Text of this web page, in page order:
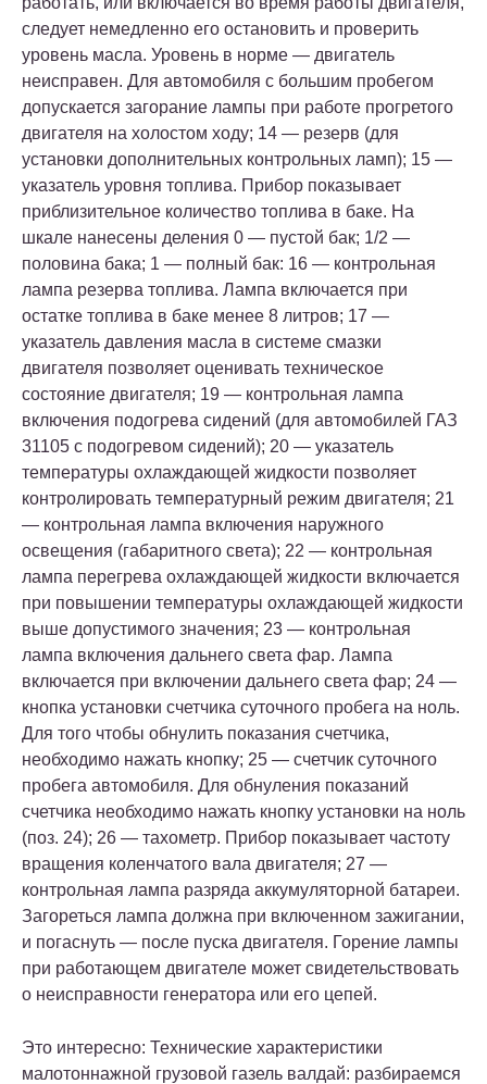
следует немедленно его остановить и проверить
уровень масла. Уровень в норме — двигатель
неисправен. Для автомобиля с большим пробегом
допускается загорание лампы при работе прогретого
двигателя на холостом ходу; 14 — резерв (для
установки дополнительных контрольных ламп); 15 —
указатель уровня топлива. Прибор показывает
приблизительное количество топлива в баке. На
шкале нанесены деления 0 — пустой бак; 1/2 —
половина бака; 1 — полный бак: 16 — контрольная
лампа резерва топлива. Лампа включается при
остатке топлива в баке менее 8 литров; 17 —
указатель давления масла в системе смазки
двигателя позволяет оценивать техническое
состояние двигателя; 19 — контрольная лампа
включения подогрева сидений (для автомобилей ГАЗ
31105 с подогревом сидений); 20 — указатель
температуры охлаждающей жидкости позволяет
контролировать температурный режим двигателя; 21
— контрольная лампа включения наружного
освещения (габаритного света); 22 — контрольная
лампа перегрева охлаждающей жидкости включается
при повышении температуры охлаждающей жидкости
выше допустимого значения; 23 — контрольная
лампа включения дальнего света фар. Лампа
включается при включении дальнего света фар; 24 —
кнопка установки счетчика суточного пробега на ноль.
Для того чтобы обнулить показания счетчика,
необходимо нажать кнопку; 25 — счетчик суточного
пробега автомобиля. Для обнуления показаний
счетчика необходимо нажать кнопку установки на ноль
(поз. 24); 26 — тахометр. Прибор показывает частоту
вращения коленчатого вала двигателя; 27 —
контрольная лампа разряда аккумуляторной батареи.
Загореться лампа должна при включенном зажигании,
и погаснуть — после пуска двигателя. Горение лампы
при работающем двигателе может свидетельствовать
о неисправности генератора или его цепей.
Это интересно: Технические характеристики
малотоннажной грузовой газель валдай: разбираемся